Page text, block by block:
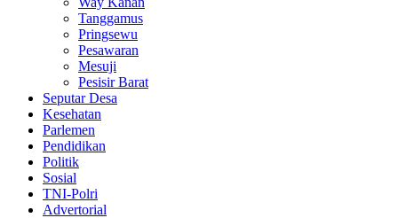
Tanggamus
Pringsewu
Pesawaran
Mesuji
Pesisir Barat
Seputar Desa
Kesehatan
Parlemen
Pendidikan
Politik
Sosial
TNI-Polri
Advertorial